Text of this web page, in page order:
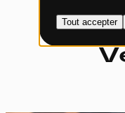
YouTube
déposer 4
Autoriser
Tout accepter